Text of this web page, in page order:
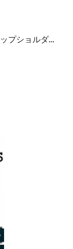
2026SS YSL クロスボデ ミニマルフラップショルダー SAINT LAURENT サンロ...